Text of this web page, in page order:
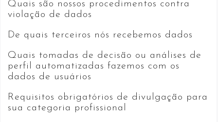
Quais são nossos procedimentos contra
violação de dados
De quais terceiros nós recebemos dados
Quais tomadas de decisão ou análises de
perfil automatizadas fazemos com os
dados de usuários
Requisitos obrigatórios de divulgação para
sua categoria profissional